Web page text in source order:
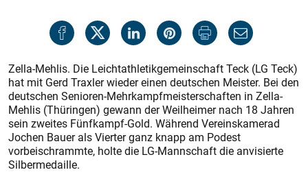
Zella-Mehlis. Die Leichtathletikgemeinschaft Teck (LG Teck)
hat mit Gerd Traxler wieder einen deutschen Meister. Bei den
deutschen Senioren-Mehrkampfmeisterschaften in Zella-
Mehlis (Thüringen) gewann der Weilheimer nach 18 Jahren
sein zweites Fünfkampf-Gold. Während Vereinskamerad
Jochen Bauer als Vierter ganz knapp am Podest
vorbeischrammte, holte die LG-Mannschaft die anvisierte
Silbermedaille.